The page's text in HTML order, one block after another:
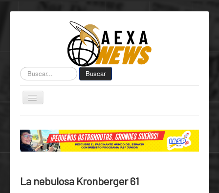
Buscar... Buscar
Toggle
Navigation
Centro de Informática AEXA
AexaSurvey
AEXA USA
La nebulosa Kronberger 61